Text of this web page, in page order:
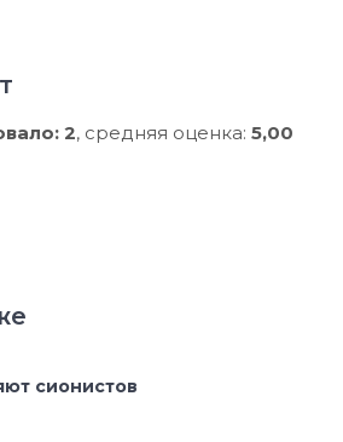
2, средняя оценка: 5,00
сионистов